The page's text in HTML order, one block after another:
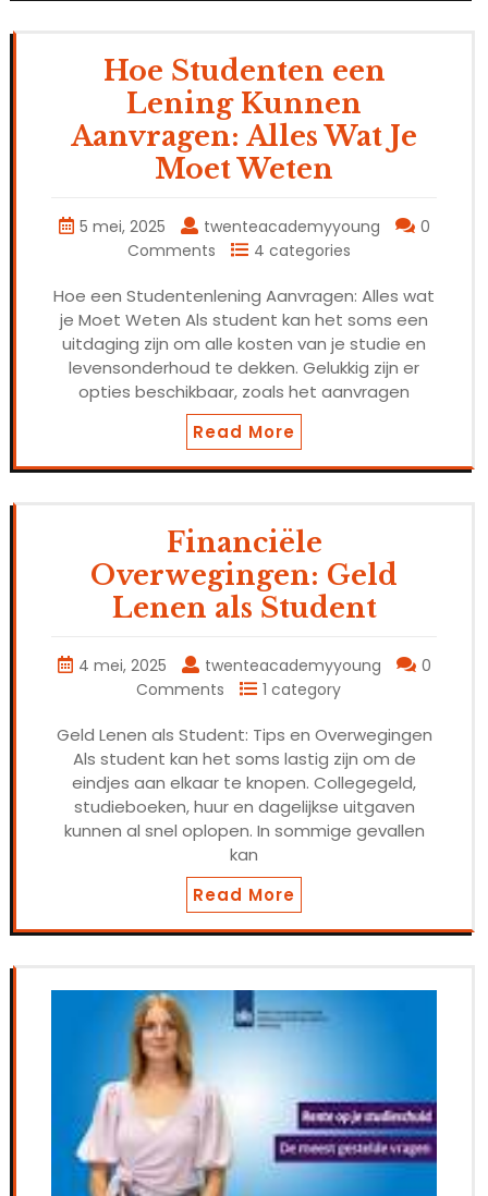
Hoe Studenten een
Lening Kunnen
Aanvragen: Alles Wat Je
Moet Weten
5 mei, 2025 twenteacademyyoung
0
Comments
4 categories
Hoe een Studentenlening Aanvragen: Alles wat
je Moet Weten Als student kan het soms een
uitdaging zijn om alle kosten van je studie en
levensonderhoud te dekken. Gelukkig zijn er
opties beschikbaar, zoals het aanvragen
Read More
Financiële
Overwegingen: Geld
Lenen als Student
4 mei, 2025 twenteacademyyoung
0
Comments
1 category
Geld Lenen als Student: Tips en Overwegingen
Als student kan het soms lastig zijn om de
eindjes aan elkaar te knopen. Collegegeld,
studieboeken, huur en dagelijkse uitgaven
kunnen al snel oplopen. In sommige gevallen
kan
Read More